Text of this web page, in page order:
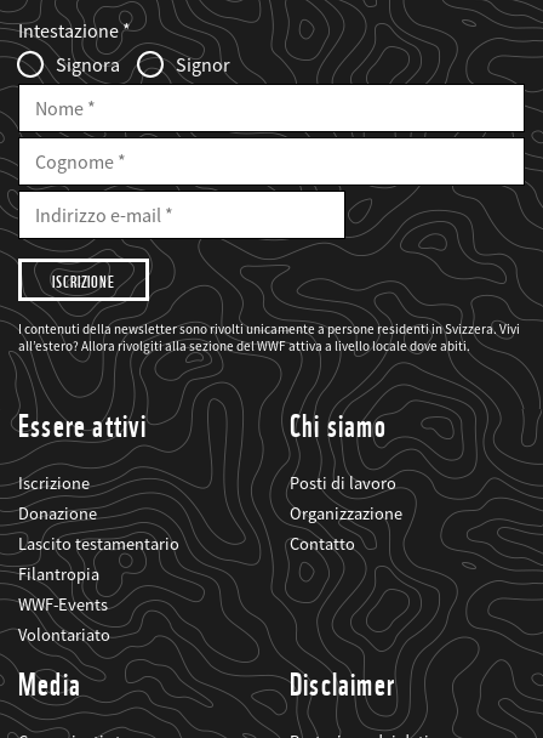
Web2Case
Infofelder
Fieldset
anrede_name
Intestazione
Signora
Signor
Nome
Cognome
E-
Mail
Indirizzo
mail
Desidero
che
il
WWF
mi
informi
sui
suoi
progetti
I contenuti della newsletter sono rivolti unicamente a persone residenti in Svizzera. Vivi
all’estero? Allora rivolgiti alla sezione del WWF attiva a livello locale dove abiti.
Essere attivi
Iscrizione
Donazione
Lascito testamentario
Filantropia
WWF-Events
Volontariato
Chi siamo
Posti di lavoro
Organizzazione
Contatto
Media Disclaimer